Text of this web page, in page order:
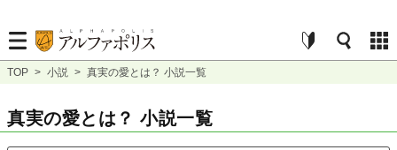
TOP > 小説 > 真実の愛とは？ 小説一覧
真実の愛とは？ 小説一覧